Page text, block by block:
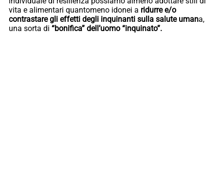
vita e alimentari quantomeno idonei a ridurre e/o
contrastare gli effetti degli inquinanti sulla salute umana,
una sorta di “bonifica” dell’uomo “inquinato”.